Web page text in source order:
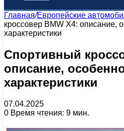
Главная/Европейские
кроссовер BMW X4: описание,
характеристики
Спортивный
описание,
характеристики
07.04.2025
0 Время чтения: 9 мин.